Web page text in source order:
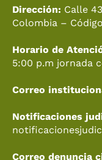
o
o
k
Dirección: Calle
Colombia – Código
Horario de
5:00 p.m jornada
Correo
Notificaciones
Correo denuncia